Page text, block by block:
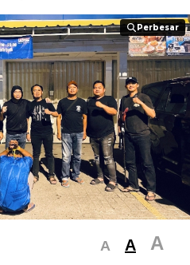
Perbesar
Perbesar
A A A